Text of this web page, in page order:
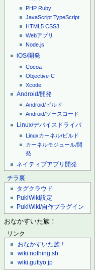
PHP Ruby
JavaScript TypeScript
HTML5 CSS3
Webアプリ
Node.js
iOS/開発
Cocoa
Objective-C
Xcode
Android/開発
Android/ビルド
Android/ソースコード
Linux/デバイスドライバ
Linuxカーネル/ビルド
カーネルモジュール/開
発
ネイティブアプリ開発
チラ裏
タグクラウド
PukiWiki設定
PukiWiki/自作プラグイン
おなかすいた族！
リンク
おなかすいた族！
wiki.nothing.sh
wiki.guttyo.jp